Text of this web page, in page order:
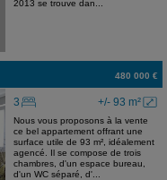
2013 se trouve dan...
480 000 €
+/- 93 m²
3
Nous vous proposons à la vente
ce bel appartement offrant une
surface utile de 93 m², idéalement
agencé. Il se compose de trois
chambres, d'un espace bureau,
d'un WC séparé, d'...